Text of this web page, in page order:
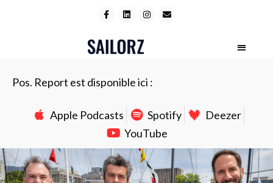
Pos. Report est disponible ici :
Apple Podcasts Spotify
Deezer
YouTube